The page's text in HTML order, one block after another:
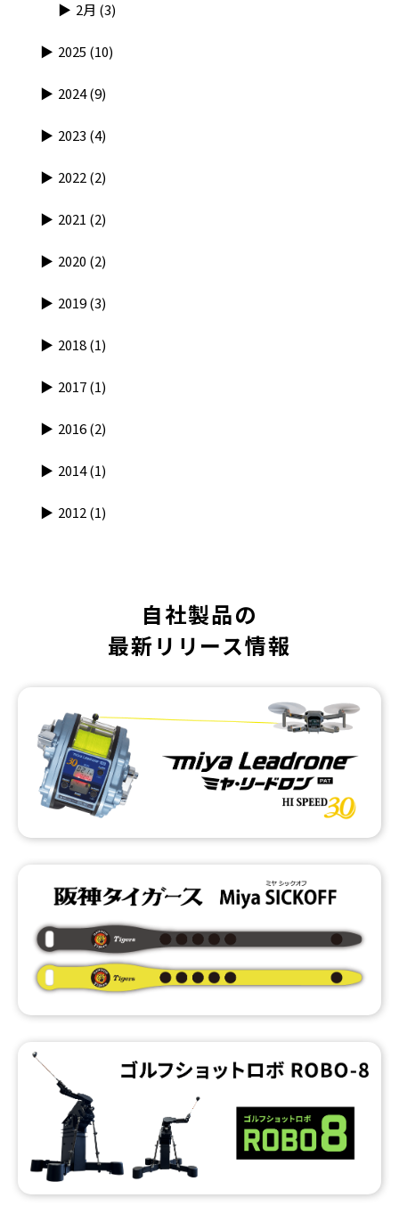
2月 (3)
2025 (10)
2024(9)
2023 (4)
2022(2)
2021 (2)
2020 (2)
2019(3)
2018(1)
2017(1)
2016(2)
2014(1)
2012(1)
自社製品の
最新リリース情報